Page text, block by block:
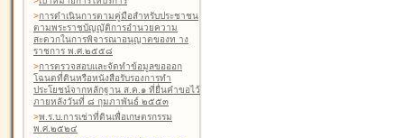
>การดำเนินการตามคู่มือสำหรับประชาชน
ตามพระราชบัญญัติการอำนวยความ
สะดวกในการพิจารณาอนุญาตของท าง
ราชการ พ.ศ.๒๕๕๘
>การตรวจสอบและจัดทำข้อมูลขอออก
โฉนดที่ดินหรือหนังสือรับรองการทำ
ประโยชน์จากหลักฐาน ส.ค.๑ ที่ยื่นคำขอไว้
ภายหลังวันที่ ๘ กุมภาพันธ์ ๒๕๕๓
>พ.ร.บ.การเช่าที่ดินเพื่อเกษตรกรรม
พ.ศ.๒๕๒๔